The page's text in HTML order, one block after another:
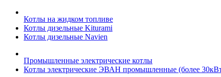
Котлы на жидком топливе
Котлы дизельные Kiturami
Котлы дизельные Navien
Промышленные электрические котлы
Котлы электрические ЭВАН промышленные (более